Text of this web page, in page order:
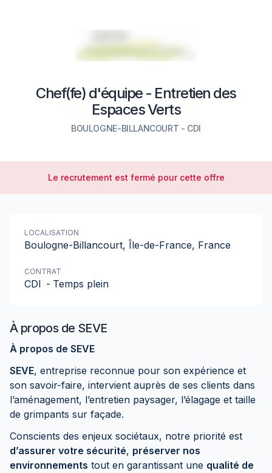
Chef(fe) d'équipe - Entretien des
Espaces Verts
BOULOGNE-BILLANCOURT - CDI
Le recrutement est fermé pour cette offre
À propos de SEVE
À propos de SEVE
SEVE, entreprise reconnue pour son expérience et
son savoir-faire, intervient auprès de ses clients dans
l’aménagement, l’entretien paysager, l’élagage et taille
de grimpants sur façade.
Conscients des enjeux sociétaux, notre priorité est
d’assurer votre sécurité, préserver nos
environnements tout en garantissant une qualité de
LOCALISATION
Boulogne-Billancourt, Île-de-France, France
CONTRAT
CDI - Temps plein